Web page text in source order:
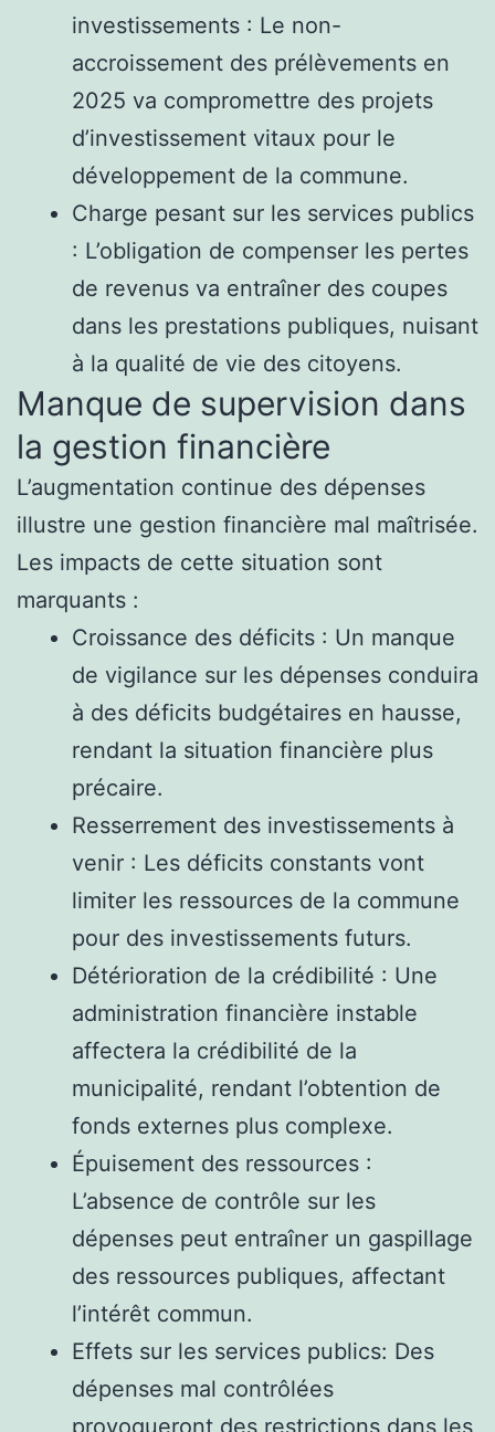
investissements : Le non-
accroissement des prélèvements en
2025 va compromettre des projets
d’investissement vitaux pour le
développement de la commune.
Charge pesant sur les services publics
: L’obligation de compenser les pertes
de revenus va entraîner des coupes
dans les prestations publiques, nuisant
à la qualité de vie des citoyens.
Manque de supervision dans
la gestion financière
L’augmentation continue des dépenses
illustre une gestion financière mal maîtrisée.
Les impacts de cette situation sont
marquants :
Croissance des déficits : Un manque
de vigilance sur les dépenses conduira
à des déficits budgétaires en hausse,
rendant la situation financière plus
précaire.
Resserrement des investissements à
venir : Les déficits constants vont
limiter les ressources de la commune
pour des investissements futurs.
Détérioration de la crédibilité : Une
administration financière instable
affectera la crédibilité de la
municipalité, rendant l’obtention de
fonds externes plus complexe.
Épuisement des ressources :
L’absence de contrôle sur les
dépenses peut entraîner un gaspillage
des ressources publiques, affectant
l’intérêt commun.
Effets sur les services publics: Des
dépenses mal contrôlées
provoqueront des restrictions dans les